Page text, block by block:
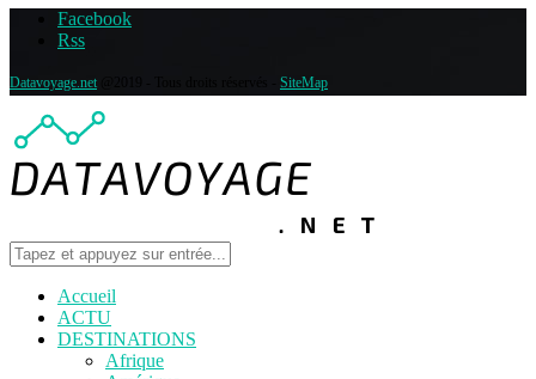
Facebook
Rss
Datavoyage.net SiteMap
Accueil
ACTU
DESTINATIONS
Afrique